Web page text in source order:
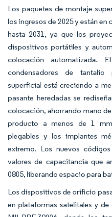
Los paquetes de montaje
los ingresos de 2025 y están en
hasta 2031, ya que los
dispositivos portátiles y
colocación automatizada.
condensadores de
superficial está creciendo a
pasante heredadas se
colocación, ahorrando mano
producto a menos de 1
plegables y los implantes
extremo. Los nuevos
valores de capacitancia que
0805, liberando espacio para
Los dispositivos de orificio
en plataformas satelitales y